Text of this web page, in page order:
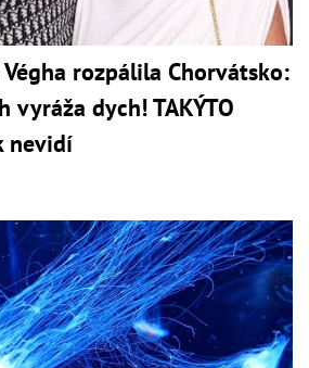
rozpálila Chorvátsko:
vyráža dych! TAKÝTO
nevidí